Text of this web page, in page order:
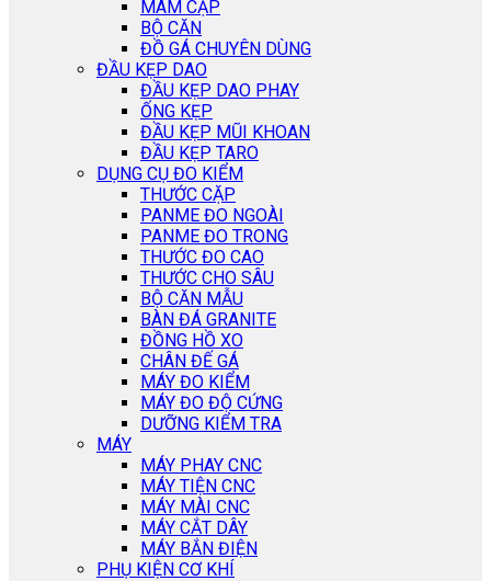
MÂM CẶP
BỘ CĂN
ĐỒ GÁ CHUYÊN DÙNG
ĐẦU KẸP DAO
ĐẦU KẸP DAO PHAY
ỐNG KẸP
ĐẦU KẸP MŨI KHOAN
ĐẦU KẸP TARO
DỤNG CỤ ĐO KIỂM
THƯỚC CẶP
PANME ĐO NGOÀI
PANME ĐO TRONG
THƯỚC ĐO CAO
THƯỚC CHO SÂU
BỘ CĂN MẪU
BÀN ĐÁ GRANITE
ĐỒNG HỒ XO
CHÂN ĐẾ GÁ
MÁY ĐO KIỂM
MÁY ĐO ĐỘ CỨNG
DƯỠNG KIỂM TRA
MÁY
MÁY PHAY CNC
MÁY TIỆN CNC
MÁY MÀI CNC
MÁY CẮT DÂY
MÁY BẮN ĐIỆN
PHỤ KIỆN CƠ KHÍ